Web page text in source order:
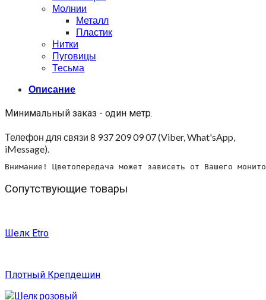
Молнии
Металл
Пластик
Нитки
Пуговицы
Тесьма
Описание
Минимальный заказ - один метр.
Телефон для связи 8 937 209 09 07 (Viber, What'sApp,
iMessage).
Внимание! Цветопередача может зависеть от Вашего
Сопутствующие товары
Шелк Etro
Плотный Крепдешин